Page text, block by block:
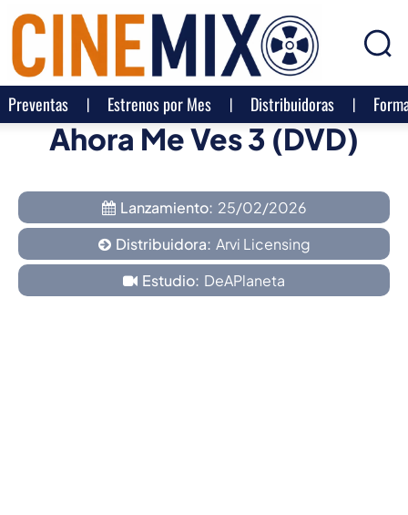
Preventas Estrenos por Mes Distribuidoras
Ahora Me Ves 3 (DVD)
Lanzamiento: 25/02/2026
Distribuidora: Arvi Licensing
Estudio: DeAPlaneta